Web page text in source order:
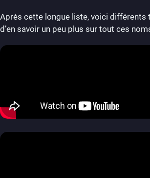
Après cette longue liste, voici différents
d’en savoir un peu plus sur tout ces